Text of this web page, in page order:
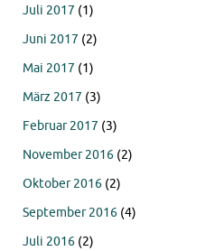
Juli 2017 (1)
Juni 2017 (2)
Mai 2017 (1)
März 2017 (3)
Februar 2017 (3)
November 2016 (2)
Oktober 2016 (2)
September 2016 (4)
Juli 2016 (2)